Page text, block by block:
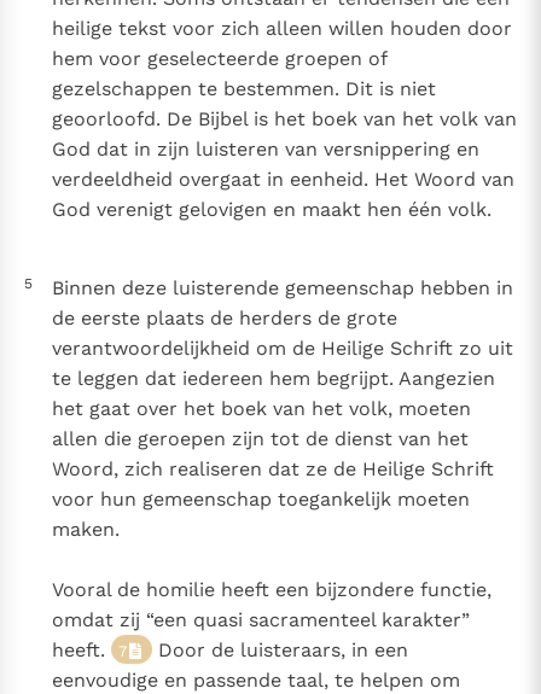
heilige tekst voor zich alleen willen houden door
hem voor geselecteerde groepen of
gezelschappen te bestemmen. Dit is niet
geoorloofd. De Bijbel is het boek van het volk van
God dat in zijn luisteren van versnippering en
verdeeldheid overgaat in eenheid. Het Woord van
God verenigt gelovigen en maakt hen één volk.
5
Binnen deze luisterende gemeenschap hebben in
de eerste plaats de herders de grote
verantwoordelijkheid om de Heilige Schrift zo uit
te leggen dat iedereen hem begrijpt. Aangezien
het gaat over het boek van het volk, moeten
allen die geroepen zijn tot de dienst van het
Woord, zich realiseren dat ze de Heilige Schrift
voor hun gemeenschap toegankelijk moeten
maken.
Vooral de homilie heeft een bijzondere functie,
omdat zij “een quasi sacramenteel karakter”
heeft.
7
Door de luisteraars, in een
eenvoudige en passende taal, te helpen om